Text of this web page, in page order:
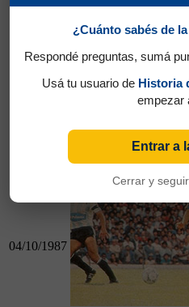
13/09/1987
Boca 2 - Unión (Sta.
04/10/1987
Boca 2 - Racing (Cba) 0
¿Cuánto sabés de
Respondé preguntas, sumá
Usá tu usuario de Historia
empezar
Entrar a
Cerrar y